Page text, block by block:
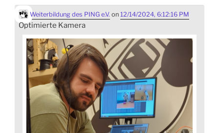
Weiterbildung des PING e.V. on 12/14/2024, 6:12:16 PM
Optimierte Kamera